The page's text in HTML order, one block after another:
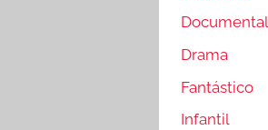
Documental
Drama
Fantástico
Infantil